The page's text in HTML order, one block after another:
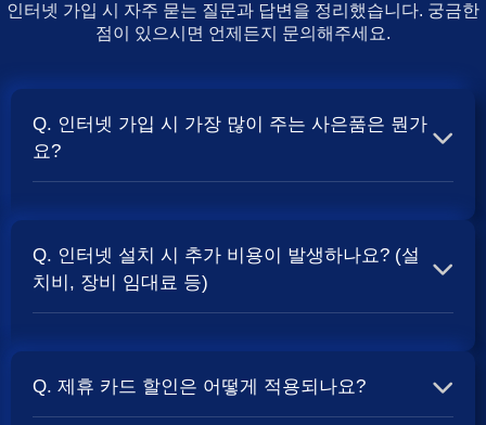
인터넷 가입 시 자주 묻는 질문과 답변을 정리했습니다. 궁금한
점이 있으시면 언제든지 문의해주세요.
Q. 인터넷 가입 시 가장 많이 주는 사은품은 뭔가
요?
보통 500Mbps 또는 1Gbps 인터넷을 TV와 결합하여 가입
할 때 현금 사은품 및 상품권 혜택이 더 크게 지급되는 경향
Q. 인터넷 설치 시 추가 비용이 발생하나요? (설
치비, 장비 임대료 등)
청구되는 경우가 많습니다. 다만, 인터넷 상품 및 프로모션
Q. 제휴 카드 할인은 어떻게 적용되나요?